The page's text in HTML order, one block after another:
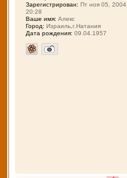
Зарегистрирован: Пт ноя 05, 2004
20:28
Ваше имя: Алекс
Город: Израиль,г.Натания
Дата рождения: 09.04.1957